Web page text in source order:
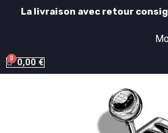
La livraison avec retour
0,00 €